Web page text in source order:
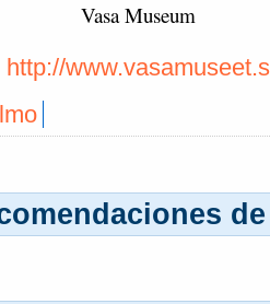
Vasa Museum
http://